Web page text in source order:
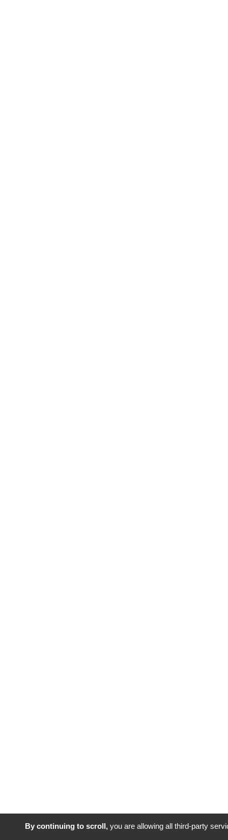
By continuing to scroll,you are allowing all third-party